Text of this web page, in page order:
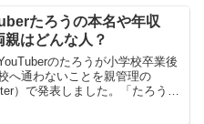
たろうの本名や年収
親はどんな人？
のたろうが小学校卒業後
へ通わないことを親管理の
）で発表しました。「たろうチ